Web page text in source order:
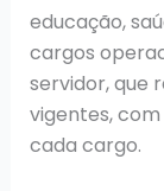
educação,
cargos
servidor, que
vigentes,
cada cargo.